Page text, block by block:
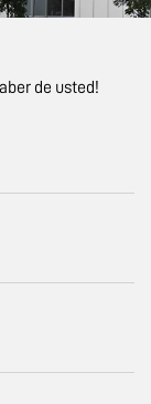
de usted!